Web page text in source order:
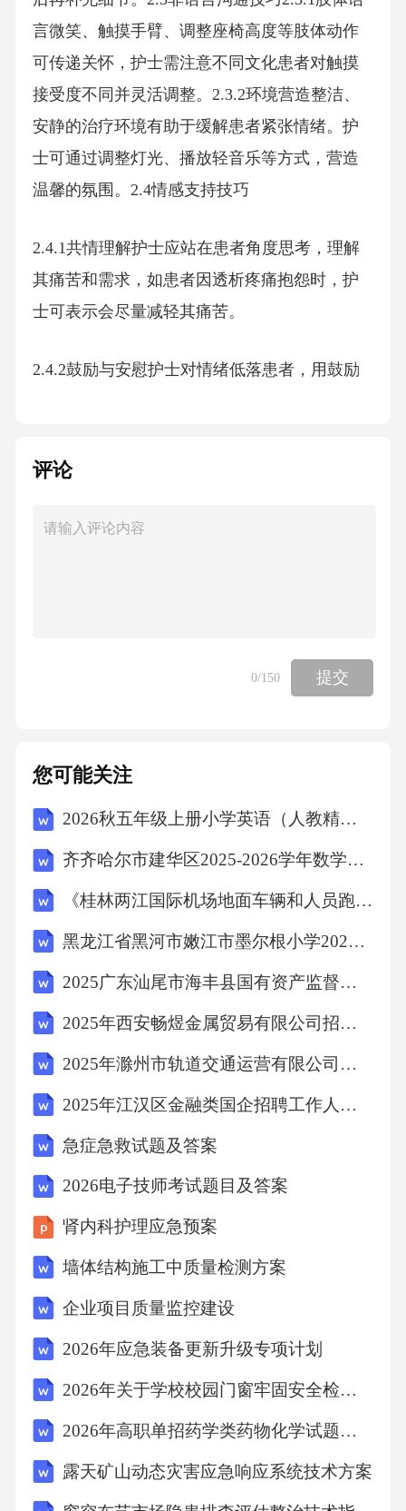
言微笑、触摸手臂、调整座椅高度等肢体动作
可传递关怀，护士需注意不同文化患者对触摸
接受度不同并灵活调整。2.3.2环境营造整洁、
安静的治疗环境有助于缓解患者紧张情绪。护
士可通过调整灯光、播放轻音乐等方式，营造
温馨的氛围。2.4情感支持技巧
2.4.1共情理解护士应站在患者角度思考，理解
其痛苦和需求，如患者因透析疼痛抱怨时，护
士可表示会尽量减轻其痛苦。
2.4.2鼓励与安慰护士对情绪低落患者，用鼓励
及应对策略043.1患者对治疗方案的误解
3.1.1问题表现部分患者可能因缺乏医学知识，
耐心解释用简单比喻或图示说明治疗方案，如
提供书面资料准备通俗易懂的宣传册，供患者
邀请家属参与让家属了解病情，协助护士沟
通。3.2患者的焦虑与恐惧
3.2.1问题表现首次透析患者可能因陌生环境、
穿刺疼痛等产生恐惧；长期透析患者则可能因
并发症担忧未来。3.2患者的焦虑与恐惧：3.2.2
应对策略
心理疏导通过聊天、深呼吸训练等方式缓解紧
疼痛管理合理使用镇痛药物，减少穿刺疼痛。
建立信任多次沟通中展现专业与关怀，增强患
者安全感。3.3患者的依从性问题3.3.1问题表现
部分患者可能因工作、家庭等原因，错过透析
时间或自行调整治疗方案。3.3患者的依从性问
活作息，协调透析时间。定期随访通过电话、
微信等方式提醒，并评估依从性。奖励机制对
依从性好的患者给予口头表扬或小礼品激励。3.
4患者的社会支持不足3.4.1问题表现部分患者因
评论
0/150 提交
您可能关注
2026秋五年级上册小学英语（人教精通版三起）教学计划含教学进度表
齐齐哈尔市建华区2025-2026学年数学三年级第二学期期中复习检测试题（含解析）
《桂林两江国际机场地面车辆和人员跑道侵入防范方案》修订内容考试测试卷及答案
黑龙江省黑河市嫩江市墨尔根小学2025届数学三年级下学期期末预测试题（含答案解析）
2025广东汕尾市海丰县国有资产监督管理局招聘12名县属国有企业工作人员拟聘用人员（第一批）笔试历年典型考点题库附带答案详解
2025年西安畅煜金属贸易有限公司招聘笔试历年常考点试题专练附带答案详解
2025年滁州市轨道交通运营有限公司公开招募青年就业见习人员16名笔试历年备考题库附带答案详解
2025年江汉区金融类国企招聘工作人员1人笔试历年难易错考点试卷带答案解析
急症急救试题及答案
2026电子技师考试题目及答案
肾内科护理应急预案
墙体结构施工中质量检测方案
企业项目质量监控建设
2026年应急装备更新升级专项计划
2026年关于学校校园门窗牢固安全检查注意事项
2026年高职单招药学类药物化学试题题库
露天矿山动态灾害应急响应系统技术方案